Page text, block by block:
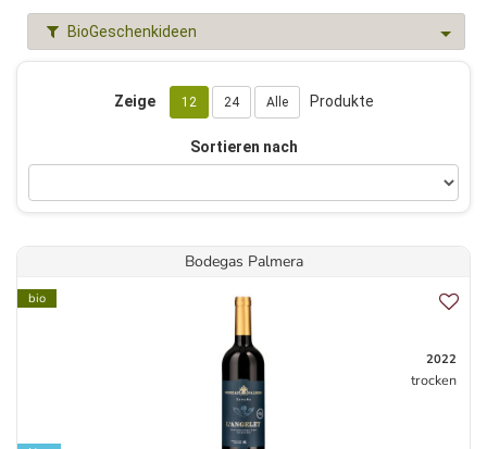
BioGeschenkideen
Zeige 12 24 Alle Produkte
Sortieren nach
Bodegas Palmera
bio
2022
trocken